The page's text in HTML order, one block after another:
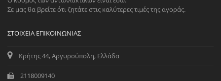
Σε μας θα βρείτε ότι ζητάτε στις καλύτερες τιμές της αγοράς.
ΣΤΟΙΧΕΊΑ ΕΠΙΚΟΙΝΩΝΊΑΣ
Κρήτης 44, Αργυρούπολη, Ελλάδα
2118009140